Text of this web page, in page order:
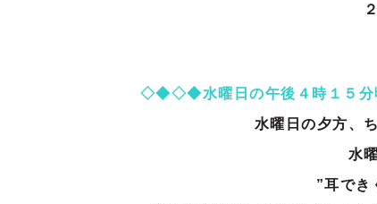
◇◆◇◆水曜日の午後４時１５分
水曜日の夕方、
水
”耳でき